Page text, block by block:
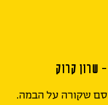
שרון קרוק
שקורה על הבמה.